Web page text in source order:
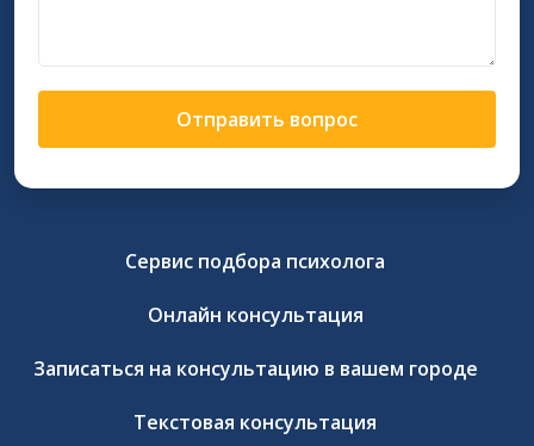
Отправить вопрос
Сервис подбора психолога
Онлайн консультация
Записаться на консультацию в вашем городе
Текстовая консультация